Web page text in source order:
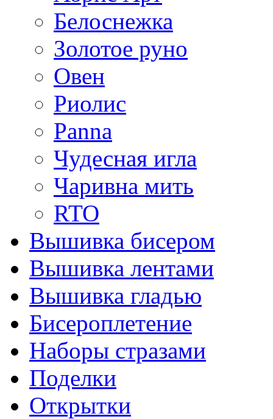
Белоснежка
Золотое руно
Овен
Риолис
Panna
Чудесная игла
Чаривна мить
RTO
Вышивка бисером
Вышивка лентами
Вышивка гладью
Бисероплетение
Наборы стразами
Поделки
Открытки